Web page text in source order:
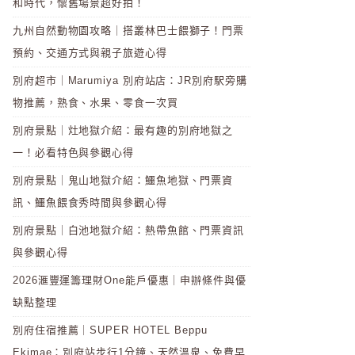
和時代，懷舊場景超好拍！
九州自然動物園攻略｜搭叢林巴士餵獅子！門票
預約、交通方式與親子旅遊心得
別府超市｜Marumiya 別府站店：JR別府駅旁購
物推薦，熟食、水果、零食一次買
別府景點｜灶地獄介紹：最有趣的別府地獄之
一！必看特色與參觀心得
別府景點｜鬼山地獄介紹：鱷魚地獄、門票資
訊、鱷魚餵食秀時間與參觀心得
別府景點｜白池地獄介紹：熱帶魚館、門票資訊
與參觀心得
2026滙豐運籌理財One能戶優惠｜申辦條件與優
缺點整理
別府住宿推薦｜SUPER HOTEL Beppu
Ekimae：別府站步行1分鐘、天然溫泉、免費早